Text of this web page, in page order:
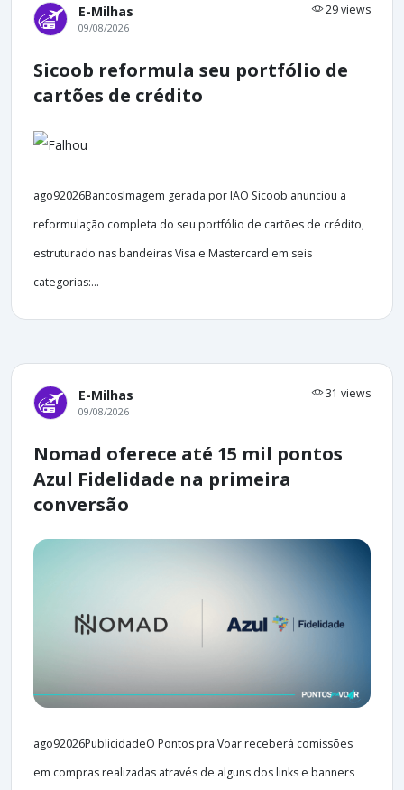
E-Milhas 29 views
09/08/2026
Sicoob reformula seu portfólio de
cartões de crédito
ago92026BancosImagem gerada por IAO Sicoob anunciou a
reformulação completa do seu portfólio de cartões de crédito,
estruturado nas bandeiras Visa e Mastercard em seis
categorias:...
E-Milhas 31 views
09/08/2026
Nomad oferece até 15 mil pontos
Azul Fidelidade na primeira
conversão
ago92026PublicidadeO Pontos pra Voar receberá comissões
em compras realizadas através de alguns dos links e banners